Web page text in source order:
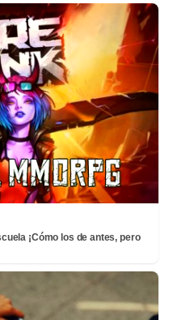
¡Cómo los de antes, pero